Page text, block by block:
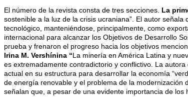
El número de la revista consta de tres secciones. La
sostenible a la luz de la crisis ucraniana”. El autor
tecnológico, manteniéndose, principalmente, como
internacional para alcanzar los Objetivos de Desarrollo
prueba y frenaron el progreso hacia los objetivos
Irina M. Vershínina “La minería en América Latina y
es extremadamente contradictorio y conflictivo. La
actual en su estructura para desarrollar la economía
de energía renovable y el problema de la modernización
señalan que, a pesar de una evidente importancia de